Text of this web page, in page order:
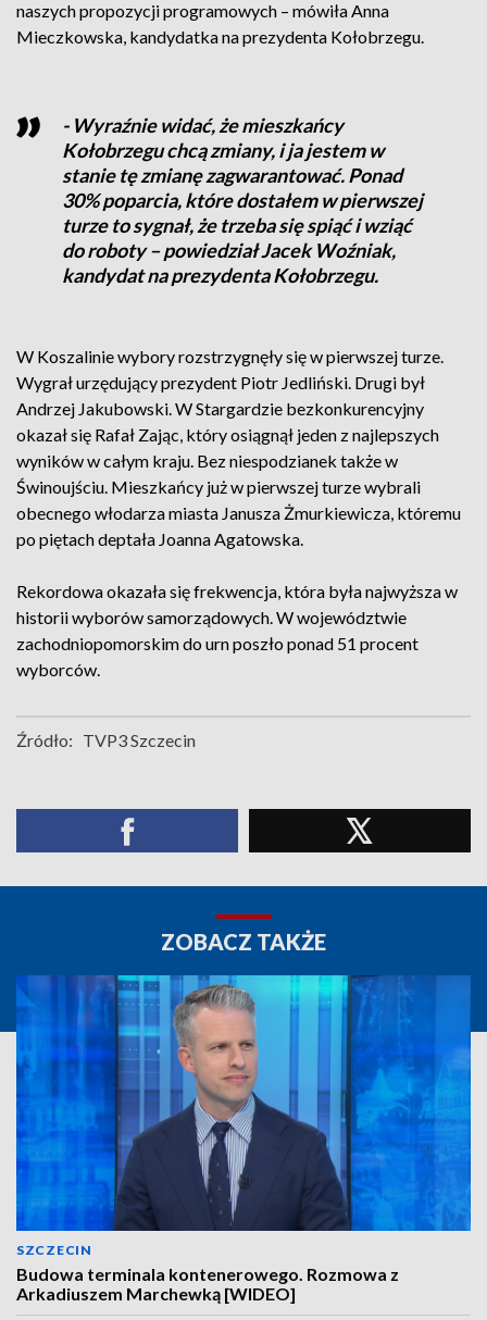
naszych propozycji programowych – mówiła Anna
Mieczkowska, kandydatka na prezydenta Kołobrzegu.
- Wyraźnie widać, że mieszkańcy
Kołobrzegu chcą zmiany, i ja jestem w
stanie tę zmianę zagwarantować. Ponad
30% poparcia, które dostałem w pierwszej
turze to sygnał, że trzeba się spiąć i wziąć
do roboty – powiedział Jacek Woźniak,
kandydat na prezydenta Kołobrzegu.
W Koszalinie wybory rozstrzygnęły się w pierwszej turze.
Wygrał urzędujący prezydent Piotr Jedliński. Drugi był
Andrzej Jakubowski. W Stargardzie bezkonkurencyjny
okazał się Rafał Zając, który osiągnął jeden z najlepszych
wyników w całym kraju. Bez niespodzianek także w
Świnoujściu. Mieszkańcy już w pierwszej turze wybrali
obecnego włodarza miasta Janusza Żmurkiewicza, któremu
po piętach deptała Joanna Agatowska.
Rekordowa okazała się frekwencja, która była najwyższa w
historii wyborów samorządowych. W województwie
zachodniopomorskim do urn poszło ponad 51 procent
wyborców.
Źródło: TVP3 Szczecin
ZOBACZ TAKŻE
SZCZECIN
Budowa terminala kontenerowego. Rozmowa z
Arkadiuszem Marchewką [WIDEO]